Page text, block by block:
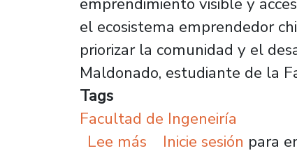
el ecosistema emprendedor
priorizar la comunidad y el
Maldonado, estudiante de la
Tags
Facultad de Ingeneiría
Lee más sobre Estudiante
Inicie sesión para